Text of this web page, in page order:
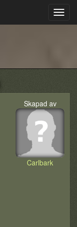
Skapad av
Carlbark